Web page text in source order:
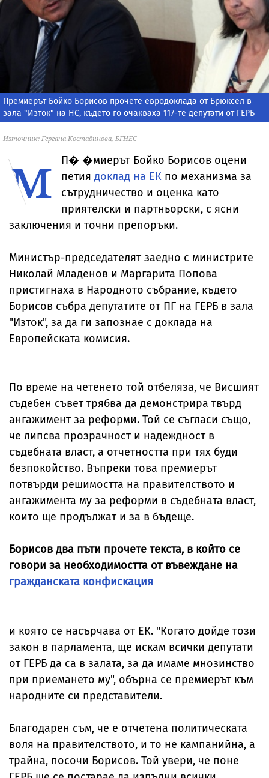
Премиерът Бойко Борисов прочете евродоклада от Брюксел в
зала "Изток" на НС, където го очакваха 117-те депутати от ГЕРБ
Източник: Гергана Костадинова, БГНЕС
П�
м
�миерът Бойко Борисов оцени
петия доклад на ЕК по механизма за
сътрудничество и оценка като
приятелски и партньорски, с ясни
заключения и точни препоръки.
Министър-председателят заедно с министрите
Николай Младенов и Маргарита Попова
пристигнаха в Народното събрание, където
Борисов събра депутатите от ПГ на ГЕРБ в зала
"Изток", за да ги запознае с доклада на
Европейската комисия.
По време на четенето той отбеляза, че Висшият
съдебен съвет трябва да демонстрира твърд
ангажимент за реформи. Той се съгласи също,
че липсва прозрачност и надеждност в
съдебната власт, а отчетността при тях буди
безпокойство. Въпреки това премиерът
потвърди решимостта на правителството и
ангажимента му за реформи в съдебната власт,
които ще продължат и за в бъдеще.
Борисов два пъти прочете текста, в който се
говори за необходимостта от въвеждане на
гражданската конфискация
и която се насърчава от ЕК. "Когато дойде този
закон в парламента, ще искам всички депутати
от ГЕРБ да са в залата, за да имаме мнозинство
при приемането му", обърна се премиерът към
народните си представители.
Благодарен съм, че е отчетена политическата
воля на правителството, и то не кампанийна, а
трайна, посочи Борисов. Той увери, че поне